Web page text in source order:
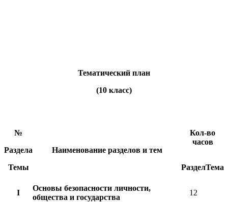
Тематический план
(10 класс)
№
Раздела
Темы
Наименование разделов и тем
Кол-во
часов
РазделТема
I
Основы безопасности личности,
общества и государства
12